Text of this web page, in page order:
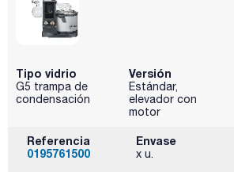
Tipo vidrio
G5 trampa de
condensación
Versión
Estándar,
elevador con
motor
Referencia
0195761500
Envase
x u.